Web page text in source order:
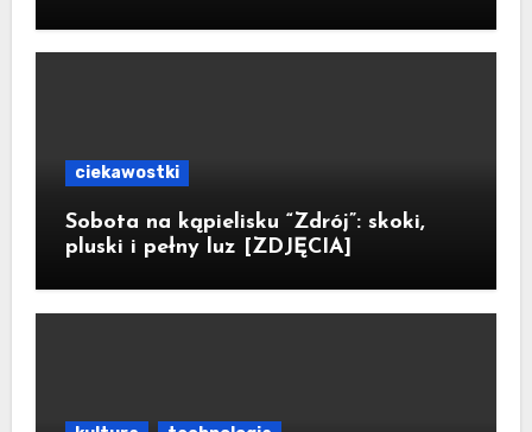
piersiowej
ciekawostki
Sobota na kąpielisku “Zdrój”: skoki,
pluski i pełny luz [ZDJĘCIA]